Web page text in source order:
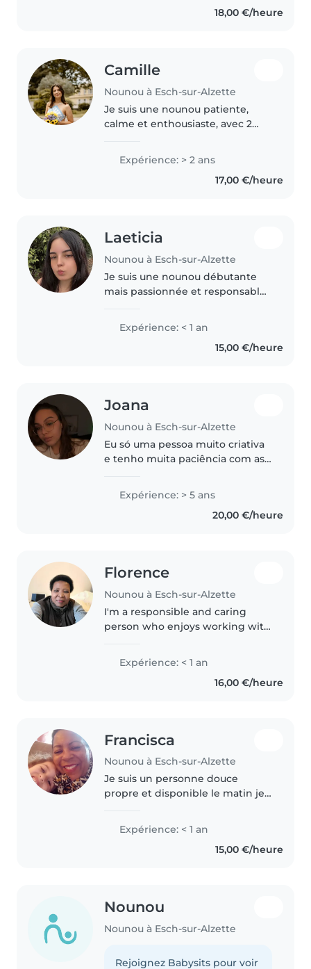
18,00 €/heure
Camille
Nounou à Esch-sur-Alzette
Je suis une nounou patiente,
calme et enthousiaste, avec 2
d'enfants de tous âges. Je parle
français et j'adore dessiner, lire
Expérience: > 2 ans
17,00 €/heure
Laeticia
Nounou à Esch-sur-Alzette
Je suis une nounou débutante
mais passionnée et responsable
premiers secours. Polyglotte
(allemand, français, anglais,
portugais), je propose des
Expérience: < 1 an
15,00 €/heure
Joana
Nounou à Esch-sur-Alzette
Eu só uma pessoa muito criativa
e tenho muita paciência com as
tomava conta de crianças mais
novas e já tomei conta de outras
crianças mas nunca fiz..
Expérience: > 5 ans
20,00 €/heure
Florence
Nounou à Esch-sur-Alzette
I'm a responsible and caring
person who enjoys working with
patient, attentive, and able to
stay calm in different situations...
Expérience: < 1 an
16,00 €/heure
Francisca
Nounou à Esch-sur-Alzette
Je suis un personne douce
propre et disponible le matin je
3 ans le samedi et dimanche
sulment .
Expérience: < 1 an
15,00 €/heure
Nounou
Nounou à Esch-sur-Alzette
Rejoignez Babysits pour voir